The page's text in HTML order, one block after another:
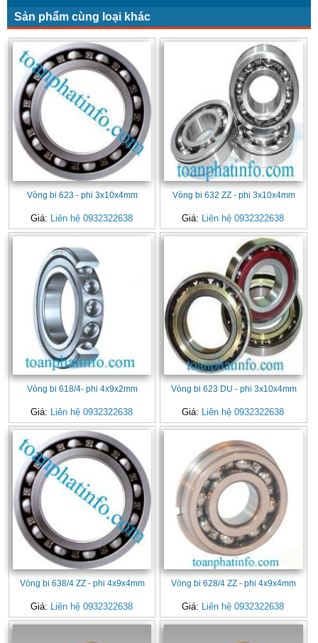
Sản phẩm cùng loại khác
Vòng bi 623 - phi 3x10x4mm
Giá: Liên hệ 0932322638
Vòng bi 632 ZZ - phi 3x10x4mm
Giá: Liên hệ 0932322638
Vòng bi 618/4- phi 4x9x2mm
Giá: Liên hệ 0932322638
Vòng bi 623 DU - phi 3x10x4mm
Giá: Liên hệ 0932322638
Vòng bi 638/4 ZZ - phi 4x9x4mm
Giá: Liên hệ 0932322638
Vòng bi 628/4 ZZ - phi 4x9x4mm
Giá: Liên hệ 0932322638